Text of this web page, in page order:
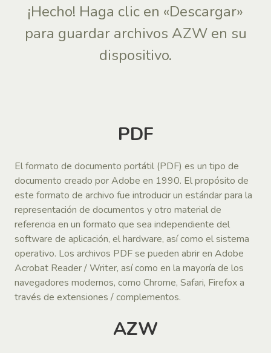
¡Hecho! Haga clic en «Descargar»
para guardar archivos AZW en su
dispositivo.
PDF
El formato de documento portátil (PDF) es un tipo de
documento creado por Adobe en 1990. El propósito de
este formato de archivo fue introducir un estándar para la
representación de documentos y otro material de
referencia en un formato que sea independiente del
software de aplicación, el hardware, así como el sistema
operativo. Los archivos PDF se pueden abrir en Adobe
Acrobat Reader / Writer, así como en la mayoría de los
navegadores modernos, como Chrome, Safari, Firefox a
través de extensiones / complementos.
AZW